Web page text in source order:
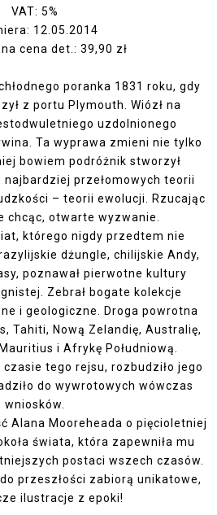
VAT: 5%
12.05.2014
cena det.: 39,90 zł
poranka 1831 roku, gdy
z portu Plymouth. Wiózł na
uzdolnionego
Ta wyprawa zmieni nie tylko
bowiem podróżnik stworzył
przełomowych teorii
– teorii ewolucji. Rzucając
chcąc, otwarte wyzwanie.
którego nigdy przedtem nie
dżungle, chilijskie Andy,
poznawał pierwotne kultury
Zebrał bogate kolekcje
i geologiczne. Droga powrotna
Tahiti, Nową Zelandię, Australię,
i Afrykę Południową.
czasie tego rejsu, rozbudziło jego
do wywrotowych wówczas
wniosków.
Alana Mooreheada o pięcioletniej
świata, która zapewniła mu
postaci wszech czasów.
przeszłości zabiorą unikatowe,
ilustracje z epoki!